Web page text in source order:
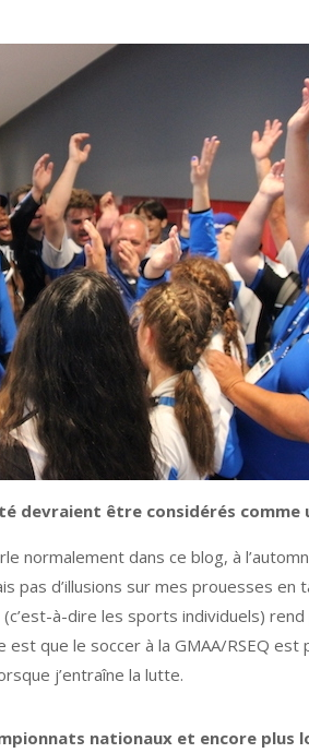
devraient être considérés comme
normalement dans ce blog, à
d’illusions sur mes prouesses en
à-dire les sports individuels)
que le soccer à la GMAA/RSEQ
j’entraîne la lutte.
nationaux et encore plus